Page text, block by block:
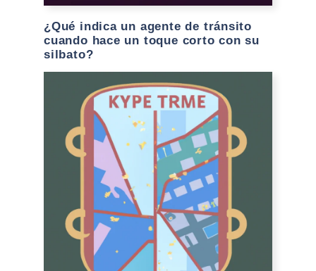
¿Qué indica un agente de tránsito
cuando hace un toque corto con su
silbato?